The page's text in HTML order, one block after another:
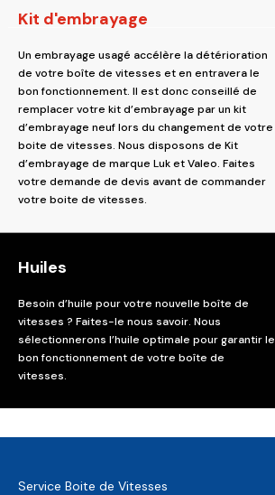
Kit d'embrayage
Un embrayage usagé accélère la détérioration
de votre boîte de vitesses et en entravera le
bon fonctionnement. Il est donc conseillé de
remplacer votre kit d’embrayage par un kit
d’embrayage neuf lors du changement de votre
boite de vitesses. Nous disposons de Kit
d’embrayage de marque Luk et Valeo. Faites
votre demande de devis avant de commander
votre boite de vitesses.
Huiles
Besoin d’huile pour votre nouvelle boîte de
vitesses ? Faites-le nous savoir. Nous
sélectionnerons l’huile optimale pour garantir le
bon fonctionnement de votre boîte de
vitesses.
Service Boite de Vitesses